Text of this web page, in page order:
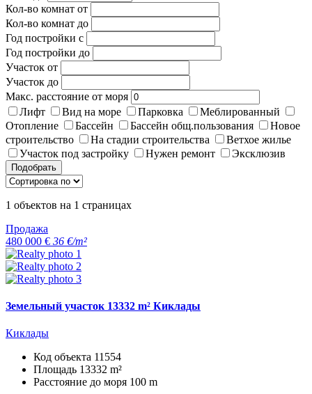
Кол-во комнат от
Кол-во комнат до
Год постройки с
Год постройки до
Участок от
Участок до
Макс. расстояние от моря
Лифт
Вид на море Парковка
Меблированный
Отопление
Бассейн Бассейн общ.пользования
Новое
строительство
На стадии строительства
Ветхое жилье
Участок под застройку
Нужен ремонт Эксклюзив
Подобрать
1 объектов на 1 страницах
Продажа
480 000 € 36 €/m²
Земельный участок 13332 m² Киклады
Киклады
Код объекта 11554
Площадь 13332 m²
Расстояние до моря 100 m